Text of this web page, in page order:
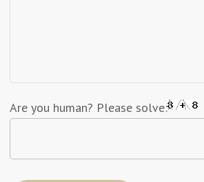
Are you human? Please solve: